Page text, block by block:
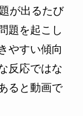
が出るたび
題を起こし
やすい傾向
反応ではな
ると動画で